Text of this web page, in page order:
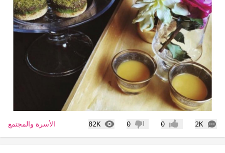
2K
التعليقات إعجاب0 عدم إعجاب
0
82K
المشاهدات الأسرة والمجتمع